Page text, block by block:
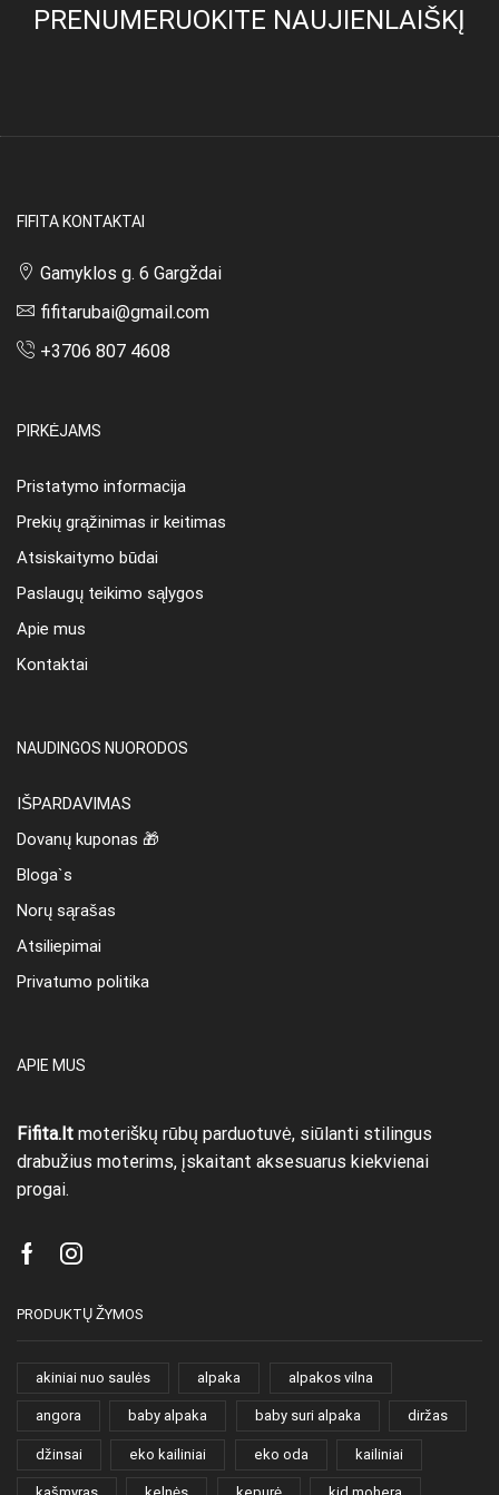
may
PRENUMERUOKITE NAUJIENLAIŠKĮ
FIFITA KONTAKTAI
Gamyklos g. 6 Gargždai
fifitarubai@gmail.com
+3706 807 4608
PIRKĖJAMS
Pristatymo informacija
Prekių grąžinimas ir keitimas
Atsiskaitymo būdai
Paslaugų teikimo sąlygos
Apie mus
Kontaktai
NAUDINGOS NUORODOS
IŠPARDAVIMAS
Dovanų kuponas 🎁
Bloga`s
Norų sąrašas
Atsiliepimai
Privatumo politika
APIE MUS
Fifita.lt moteriškų rūbų parduotuvė, siūlanti stilingus
drabužius moterims, įskaitant aksesuarus kiekvienai
progai.
FacebookInstagram
PRODUKTŲ ŽYMOS
akiniai nuo saulės alpaka alpakos vilna
angora baby alpaka baby suri alpaka diržas
džinsai eko kailiniai eko oda kailiniai